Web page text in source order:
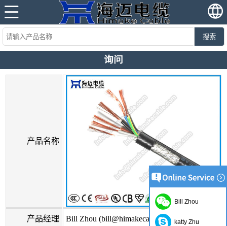
搜索
询问
产品名称
产品经理 Bill Zhou (bill@himakecable.com)
Bill Zhou
katty Zhu